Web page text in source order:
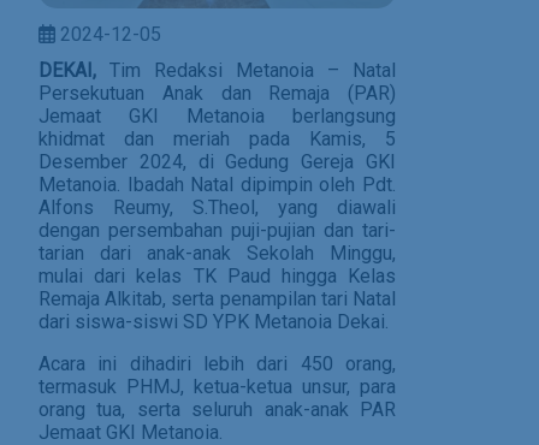
2024-12-05
DEKAI, Tim Redaksi Metanoia –
Natal
Persekutuan Anak dan Remaja (PAR)
Jemaat GKI Metanoia berlangsung
khidmat dan meriah pada Kamis, 5
Desember 2024, di Gedung Gereja GKI
Metanoia. Ibadah Natal dipimpin oleh Pdt.
Alfons Reumy, S.Theol, yang diawali
dengan persembahan puji-pujian dan tari-
tarian dari anak-anak Sekolah Minggu,
mulai dari kelas TK Paud hingga Kelas
Remaja Alkitab, serta penampilan tari Natal
dari siswa-siswi SD YPK Metanoia Dekai.
Acara ini dihadiri lebih dari 450 orang,
termasuk PHMJ, ketua-ketua unsur, para
orang tua, serta seluruh anak-anak PAR
Jemaat GKI Metanoia.